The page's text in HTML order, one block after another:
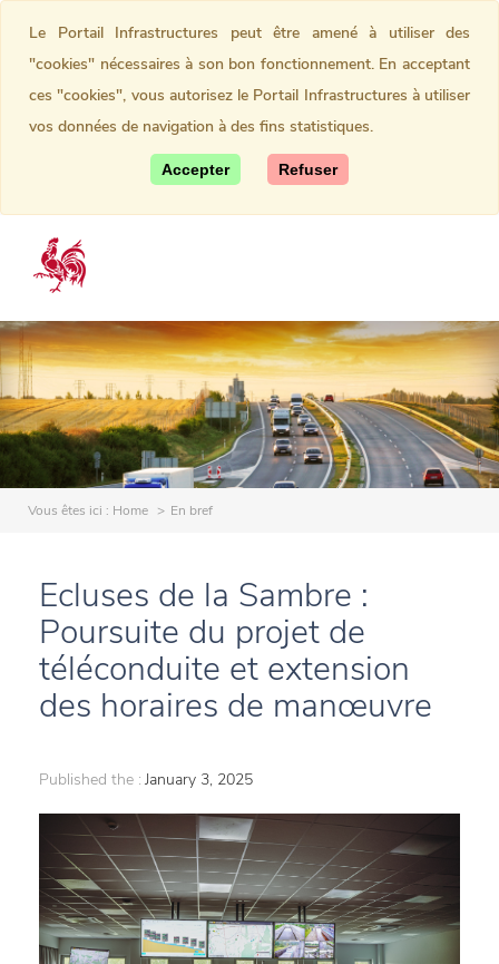
Vous êtes ici : Home En bref
Ecluses de la Sambre :
Poursuite du projet de
téléconduite et extension
des horaires de manœuvre
Published the : January 3, 2025
Le Portail Infrastructures peut être amené à utiliser des
"cookies" nécessaires à son bon fonctionnement. En acceptant
ces "cookies", vous autorisez le Portail Infrastructures à utiliser
vos données de navigation à des fins statistiques.
Accepter Refuser